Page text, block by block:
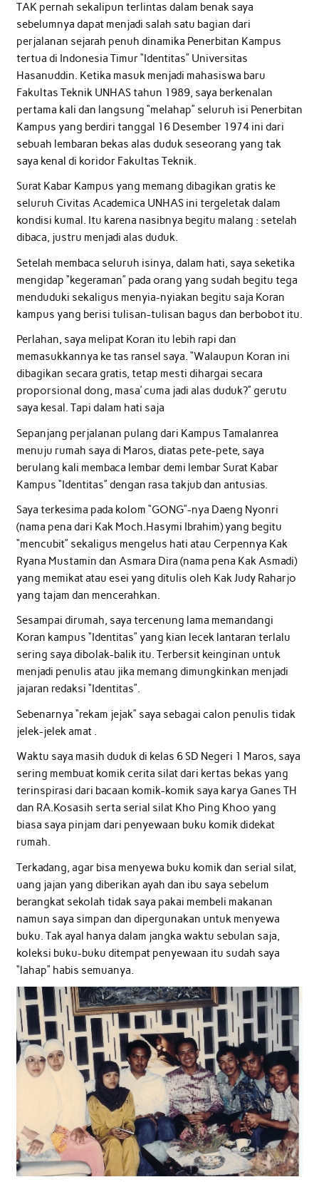
TAK pernah sekalipun terlintas dalam benak saya
sebelumnya dapat menjadi salah satu bagian dari
perjalanan sejarah penuh dinamika Penerbitan Kampus
tertua di Indonesia Timur “Identitas” Universitas
Hasanuddin. Ketika masuk menjadi mahasiswa baru
Fakultas Teknik UNHAS tahun 1989, saya berkenalan
pertama kali dan langsung “melahap” seluruh isi Penerbitan
Kampus yang berdiri tanggal 16 Desember 1974 ini dari
sebuah lembaran bekas alas duduk seseorang yang tak
saya kenal di koridor Fakultas Teknik.
Surat Kabar Kampus yang memang dibagikan gratis ke
seluruh Civitas Academica UNHAS ini tergeletak dalam
kondisi kumal. Itu karena nasibnya begitu malang : setelah
dibaca, justru menjadi alas duduk.
Setelah membaca seluruh isinya, dalam hati, saya seketika
mengidap “kegeraman” pada orang yang sudah begitu tega
menduduki sekaligus menyia-nyiakan begitu saja Koran
kampus yang berisi tulisan-tulisan bagus dan berbobot itu.
Perlahan, saya melipat Koran itu lebih rapi dan
memasukkannya ke tas ransel saya. “Walaupun Koran ini
dibagikan secara gratis, tetap mesti dihargai secara
proporsional dong, masa’ cuma jadi alas duduk?” gerutu
saya kesal. Tapi dalam hati saja
Sepanjang perjalanan pulang dari Kampus Tamalanrea
menuju rumah saya di Maros, diatas pete-pete, saya
berulang kali membaca lembar demi lembar Surat Kabar
Kampus “Identitas” dengan rasa takjub dan antusias.
Saya terkesima pada kolom “GONG”-nya Daeng Nyonri
(nama pena dari Kak Moch.Hasymi Ibrahim) yang begitu
“mencubit” sekaligus mengelus hati atau Cerpennya Kak
Ryana Mustamin dan Asmara Dira (nama pena Kak Asmadi)
yang memikat atau esei yang ditulis oleh Kak Judy Raharjo
yang tajam dan mencerahkan.
Sesampai dirumah, saya tercenung lama memandangi
Koran kampus “Identitas” yang kian lecek lantaran terlalu
sering saya dibolak-balik itu. Terbersit keinginan untuk
menjadi penulis atau jika memang dimungkinkan menjadi
jajaran redaksi “Identitas”.
Sebenarnya “rekam jejak” saya sebagai calon penulis tidak
jelek-jelek amat .
Waktu saya masih duduk di kelas 6 SD Negeri 1 Maros, saya
sering membuat komik cerita silat dari kertas bekas yang
terinspirasi dari bacaan komik-komik saya karya Ganes TH
dan RA.Kosasih serta serial silat Kho Ping Khoo yang
biasa saya pinjam dari penyewaan buku komik didekat
rumah.
Terkadang, agar bisa menyewa buku komik dan serial silat,
uang jajan yang diberikan ayah dan ibu saya sebelum
berangkat sekolah tidak saya pakai membeli makanan
namun saya simpan dan dipergunakan untuk menyewa
buku. Tak ayal hanya dalam jangka waktu sebulan saja,
koleksi buku-buku ditempat penyewaan itu sudah saya
“lahap” habis semuanya.